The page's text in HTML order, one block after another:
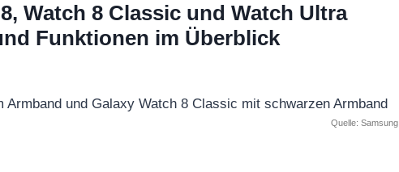
Watch 8 Classic und Watch Ultra
Funktionen im Überblick
Quelle: Samsung